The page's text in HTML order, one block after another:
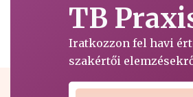
TB
Iratkozzon fel havi
szakértői